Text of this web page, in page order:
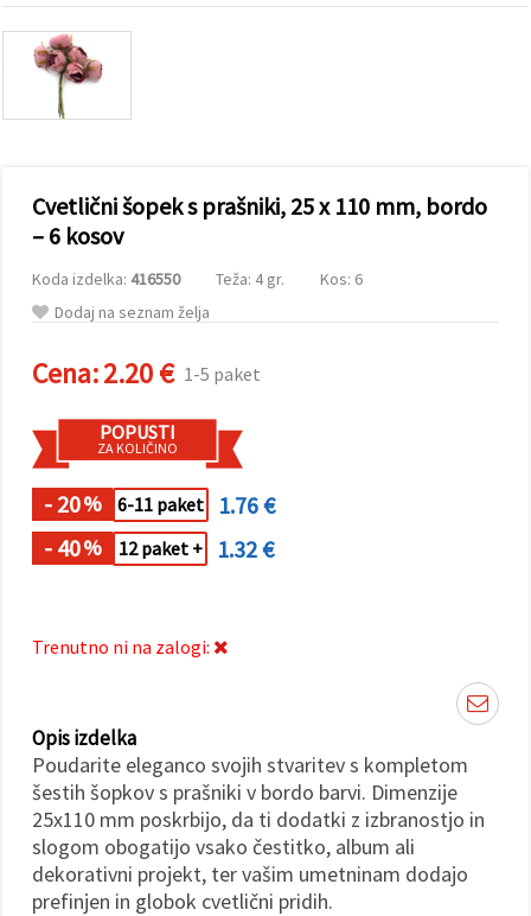
promet in
prikazujemo
ustreznejše
vsebine in
oglase, tudi
s pomočjo
naših
S klikom na
»Sprejmi
vse!« se
strinjate z
uporabo
vseh
Ali pa v
Nastavitvah
preference z
izbiro
piškotkov
in klikom
na gumb
»Shrani«.
vse
Cvetlični šopek s prašniki, 25 x 110 mm, bordo
– 6 kosov
Koda izdelka: 416550 Teža: 4 gr.
Kos: 6
Dodaj na seznam želja
Cena:2.20 € 1-5 paket
POPUSTI
ZA KOLIČINO
- 20% 6-11 paket
1.76 €
- 40% 12 paket + 1.32 €
Trenutno ni na zalogi:
Opis izdelka
Poudarite eleganco svojih stvaritev s kompletom
šestih šopkov s prašniki v bordo barvi. Dimenzije
25x110 mm poskrbijo, da ti dodatki z izbranostjo in
slogom obogatijo vsako čestitko, album ali
dekorativni projekt, ter vašim umetninam dodajo
prefinjen in globok cvetlični pridih.